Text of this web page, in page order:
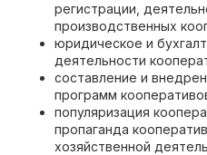
регистрации,
производственных
юридическое и
деятельности
составление и
программ
популяризация
пропаганда
хозяйственной